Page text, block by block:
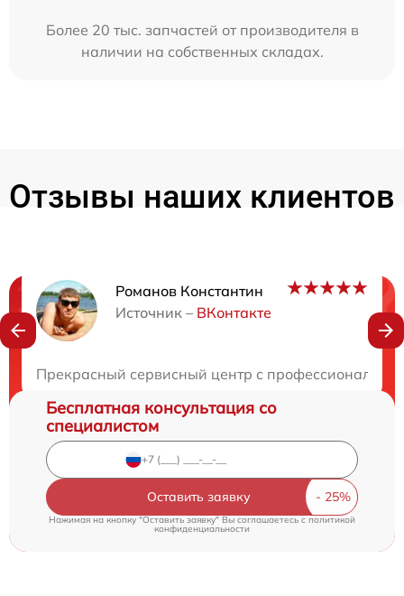
Более 20 тыс. запчастей от производителя в
наличии на собственных складах.
Отзывы наших клиентов
Романов Константин
Источник – ВКонтакте
Прекрасный сервисный центр с
Нужна консультация?
Бесплатная консультация со
специалистом
Оставить заявку
Нажимая на кнопку "Оставить заявку" Вы соглашаетесь cполитикой
конфиденциальности